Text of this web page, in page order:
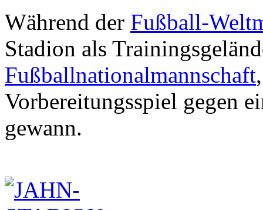
Während der Fußball-
Stadion als
Fußballnationalmannschaft
Vorbereitungsspiel gegen
gewann.